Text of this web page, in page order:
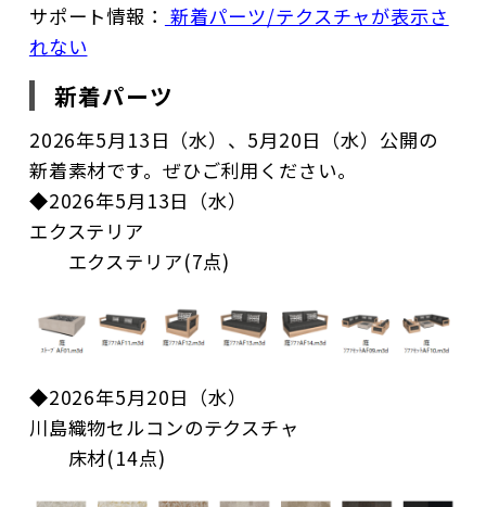
サポート情報： 新着パーツ/テクスチャが表示さ
れない
新着パーツ
2026年5月13日（水）、5月20日（水）公開の
新着素材です。ぜひご利用ください。
◆2026年5月13日（水）
エクステリア
エクステリア(7点)
◆2026年5月20日（水）
川島織物セルコンのテクスチャ
床材(14点)